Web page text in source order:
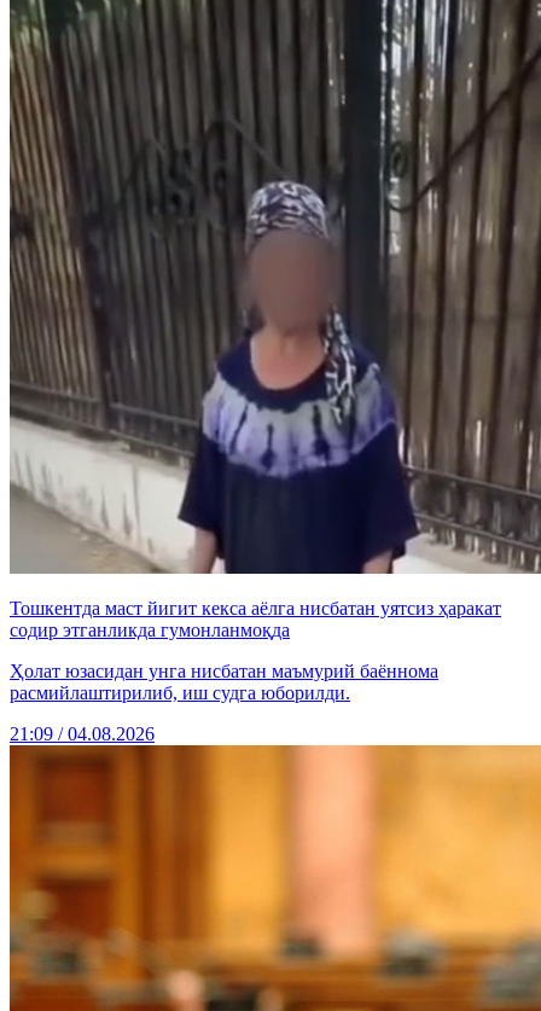
Тошкентда маст йигит кекса аёлга нисбатан уятсиз ҳаракат
содир этганликда гумонланмоқда
Ҳолат юзасидан унга нисбатан маъмурий баённома
расмийлаштирилиб, иш судга юборилди.
21:09 / 04.08.2026